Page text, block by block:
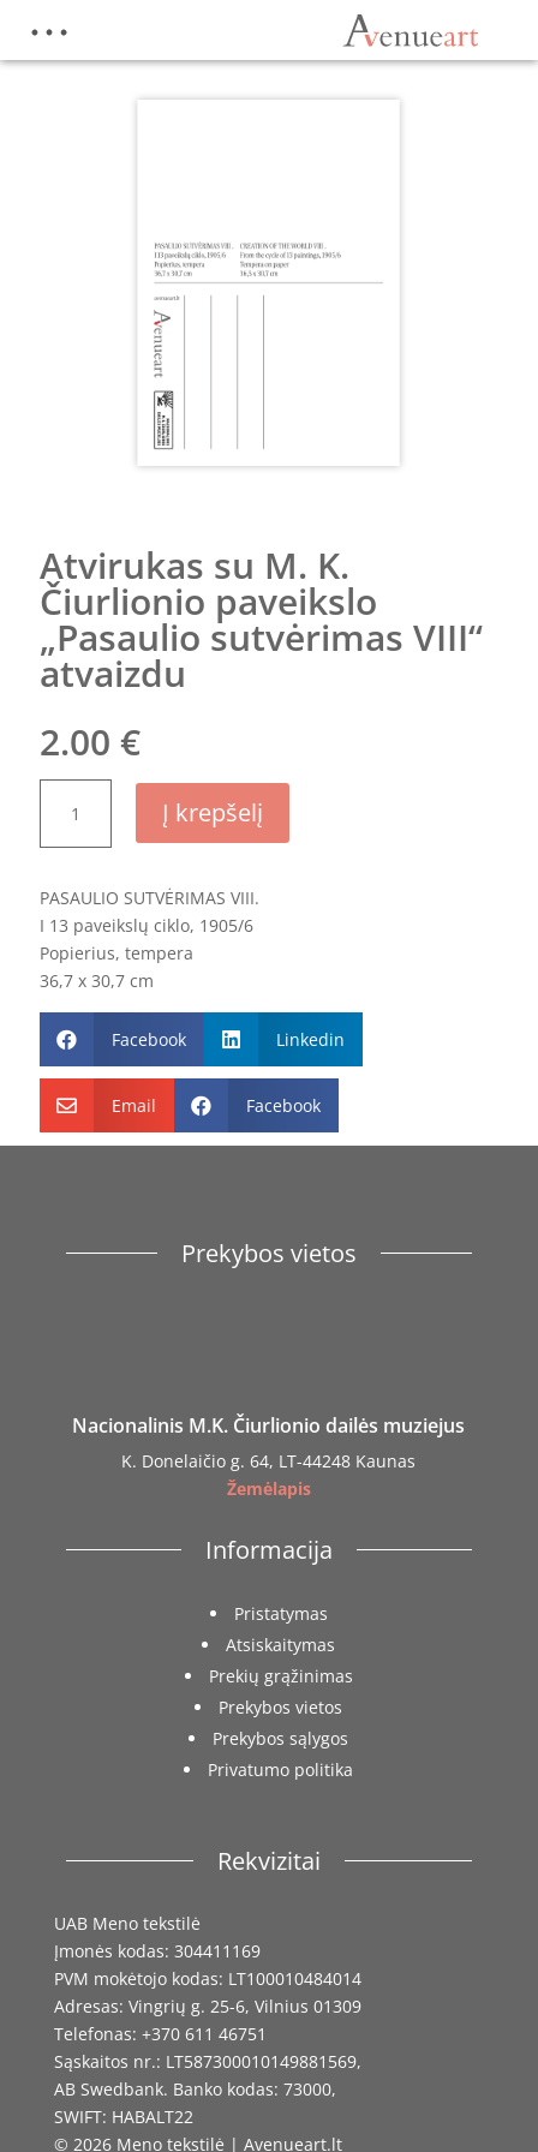
Atvirukas su M. K.
Čiurlionio paveikslo
„Pasaulio sutvėrimas VIII“
atvaizdu
2.00 €
kiekis:
Atvirukas
M.
K.
Čiurlionio
paveikslo
„Pasaulio
sutvėrimas
VIII“
atvaizdu
Į krepšelį
PASAULIO SUTVĖRIMAS VIII.
I 13 paveikslų ciklo, 1905/6
Popierius, tempera
36,7 x 30,7 cm
 Facebook  Linkedin
 Email  Facebook
Prekybos vietos
Nacionalinis M.K. Čiurlionio dailės muziejus
K. Donelaičio g. 64, LT-44248 Kaunas
Žemėlapis
Informacija
Pristatymas
Atsiskaitymas
Prekių grąžinimas
Prekybos vietos
Prekybos sąlygos
Privatumo politika
Rekvizitai
UAB Meno tekstilė
Įmonės kodas: 304411169
PVM mokėtojo kodas: LT100010484014
Adresas: Vingrių g. 25-6, Vilnius 01309
Telefonas: +370 611 46751
Sąskaitos nr.: LT587300010149881569,
AB Swedbank. Banko kodas: 73000,
SWIFT: HABALT22
© 2026 Meno tekstilė | Avenueart.lt